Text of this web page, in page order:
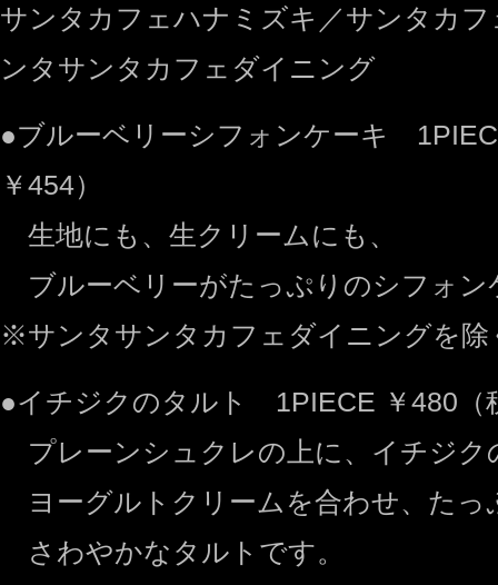
サンタカフェハナミズキ／サンタカ
ンタサンタカフェダイニング
●ブルーベリーシフォンケーキ
￥454）
生地にも、生クリームにも、
ブルーベリーがたっぷりのシフォン
※サンタサンタカフェダイニングを除
●イチジクのタルト 1PIECE ￥480（
プレーンシュクレの上に、イチジク
ヨーグルトクリームを合わせ、たっ
さわやかなタルトです。